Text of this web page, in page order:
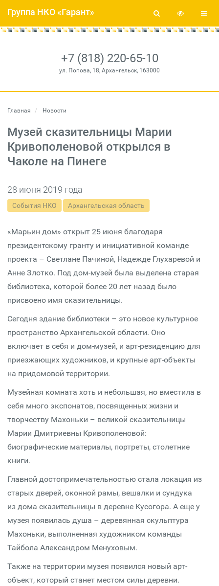
+7 (818) 220-65-10
ул. Попова, 18, Архангельск, 163000
Группа НКО «Гарант»
Главная Новости
Музей сказительницы Марии
Кривополеновой открылся в
Чаколе на Пинеге
28 июня 2019 года
События НКО Архангельская область
«Марьин дом» открыт 25 июня благодаря
президентскому гранту и инициативной команде
проекта – Светлане Пачиной, Надежде Глухаревой и
Анне Злотко. Под дом-музей была выделена старая
библиотека, которой более 20 лет назад было
присвоено имя сказительницы.
Сегодня здание библиотеки – это новое культурное
пространство Архангельской области. Оно
включает в себя и дом-музей, и арт-резиденцию для
приезжающих художников, и крупные арт-объекты
на придомовой территории.
Музейная комната хоть и небольшая, но вместила в
себя много экспонатов, посвященных жизни и
творчеству Махоньки – великой сказительницы
Марии Дмитриевны Кривополеновой:
биографические материалы, портреты, столетние
книги.
Главной достопримечательностью стала локация из
старых дверей, оконной рамы, вешалки и сундука
из дома сказительницы в деревне Кусогора. А еще у
музея появилась душа – деревянная скульптура
Махоньки, выполненная художником команды
Тайбола Александром Менуховым.
Также на территории музея появился новый арт-
объект, который станет местом силы деревни.